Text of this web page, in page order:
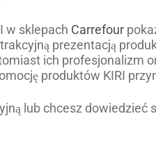
w sklepach Carrefour
prezentacją
ich profesjonalizm
produktów KIRI
lub chcesz